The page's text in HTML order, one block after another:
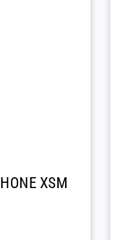
XSM